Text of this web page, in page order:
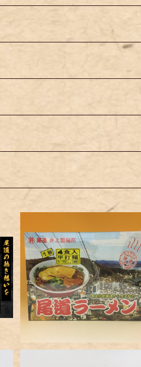
井上製麺尾道ラーメン4食入
¥1,240